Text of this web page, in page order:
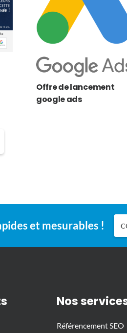
Offre de lancement
google ads
et mesurables !
Nos
Référencement SEO